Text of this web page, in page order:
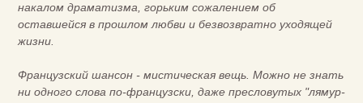
накалом драматизма, горьким сожалением об
оставшейся в прошлом любви и безвозвратно уходящей
жизни.
Французский шансон - мистическая вещь. Можно не знать
ни одного слова по-французски, даже пресловутых "лямур-